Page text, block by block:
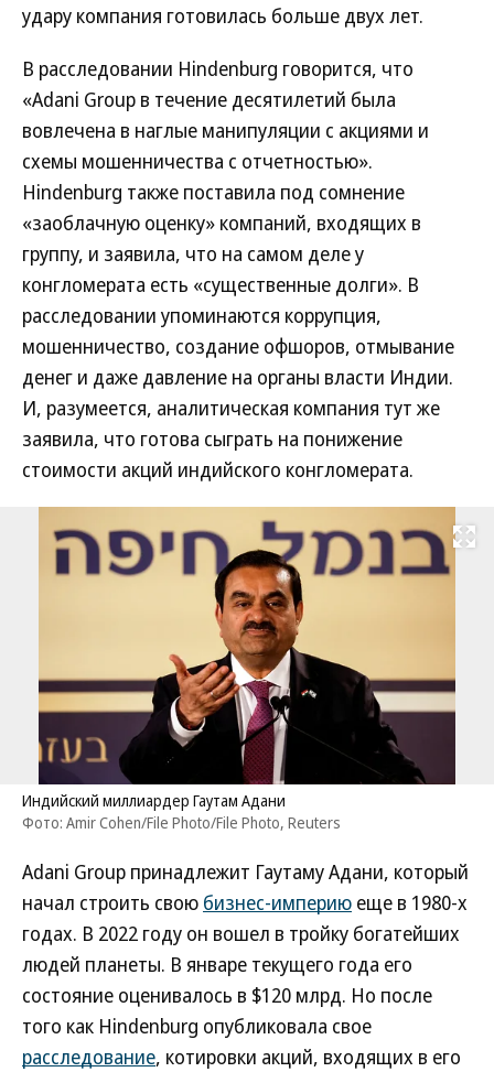
удару компания готовилась больше двух лет.
В расследовании Hindenburg говорится, что
«Adani Group в течение десятилетий была
вовлечена в наглые манипуляции с акциями и
схемы мошенничества с отчетностью».
Hindenburg также поставила под сомнение
«заоблачную оценку» компаний, входящих в
группу, и заявила, что на самом деле у
конгломерата есть «существенные долги». В
расследовании упоминаются коррупция,
мошенничество, создание офшоров, отмывание
денег и даже давление на органы власти Индии.
И, разумеется, аналитическая компания тут же
заявила, что готова сыграть на понижение
стоимости акций индийского конгломерата.
Развернуть
Индийский миллиардер Гаутам Адани
Фото: Amir Cohen/File Photo/File Photo, Reuters
Adani Group принадлежит Гаутаму Адани, который
начал строить свою бизнес-империю еще в 1980-х
годах. В 2022 году он вошел в тройку богатейших
людей планеты. В январе текущего года его
состояние оценивалось в $120 млрд. Но после
того как Hindenburg опубликовала свое
расследование, котировки акций, входящих в его